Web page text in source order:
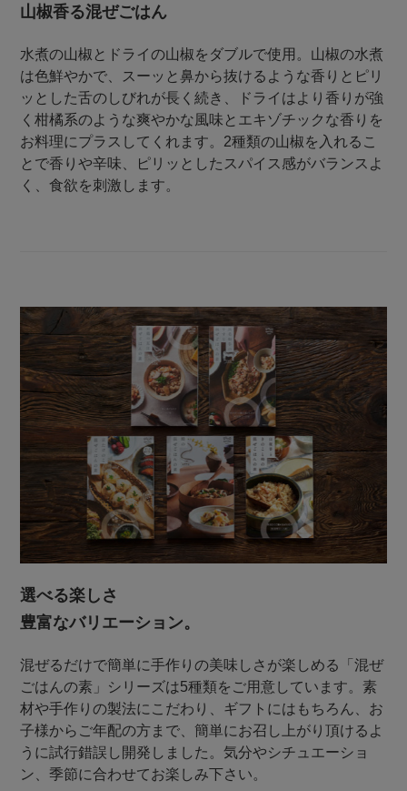
山椒香る混ぜごはん
水煮の山椒とドライの山椒をダブルで使用。山椒の水煮
は色鮮やかで、スーッと鼻から抜けるような香りとピリ
ッとした舌のしびれが長く続き、ドライはより香りが強
く柑橘系のような爽やかな風味とエキゾチックな香りを
お料理にプラスしてくれます。2種類の山椒を入れるこ
とで香りや辛味、ピリッとしたスパイス感がバランスよ
く、食欲を刺激します。
選べる楽しさ
豊富なバリエーション。
混ぜるだけで簡単に手作りの美味しさが楽しめる「混ぜ
ごはんの素」シリーズは5種類をご用意しています。素
材や手作りの製法にこだわり、ギフトにはもちろん、お
子様からご年配の方まで、簡単にお召し上がり頂けるよ
うに試行錯誤し開発しました。気分やシチュエーショ
ン、季節に合わせてお楽しみ下さい。